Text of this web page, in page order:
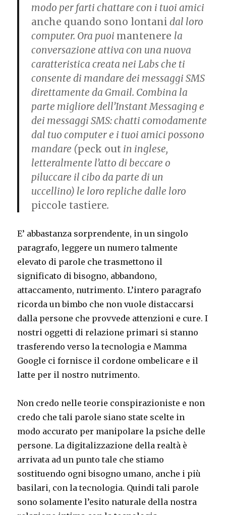
modo per farti chattare con i tuoi amici
anche quando sono lontani dal loro
computer. Ora puoi mantenere la
conversazione attiva con una nuova
caratteristica creata nei Labs che ti
consente di mandare dei messaggi SMS
direttamente da Gmail. Combina la
parte migliore dell’Instant Messaging e
dei messaggi SMS: chatti comodamente
dal tuo computer e i tuoi amici possono
mandare (peck out in inglese,
letteralmente l’atto di beccare o
piluccare il cibo da parte di un
uccellino) le loro repliche dalle loro
piccole tastiere.
E’ abbastanza sorprendente, in un singolo
paragrafo, leggere un numero talmente
elevato di parole che trasmettono il
significato di bisogno, abbandono,
attaccamento, nutrimento. L’intero paragrafo
ricorda un bimbo che non vuole distaccarsi
dalla persone che provvede attenzioni e cure. I
nostri oggetti di relazione primari si stanno
trasferendo verso la tecnologia e Mamma
Google ci fornisce il cordone ombelicare e il
latte per il nostro nutrimento.
Non credo nelle teorie conspirazioniste e non
credo che tali parole siano state scelte in
modo accurato per manipolare la psiche delle
persone. La digitalizzazione della realtà è
arrivata ad un punto tale che stiamo
sostituendo ogni bisogno umano, anche i più
basilari, con la tecnologia. Quindi tali parole
sono solamente l’esito naturale della nostra